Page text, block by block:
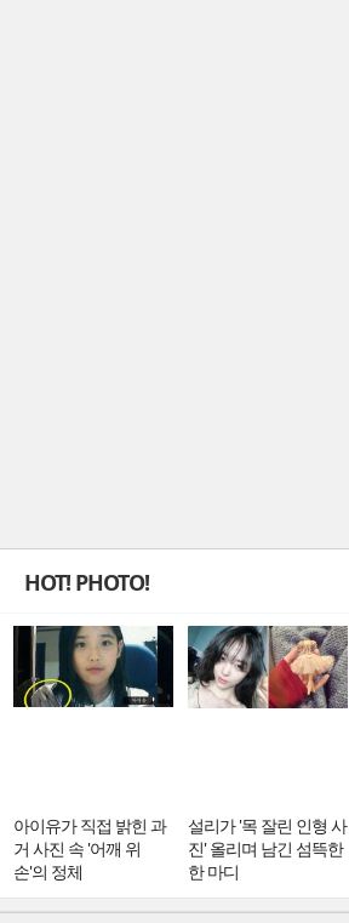
HOT! PHOTO!
아이유가 직접 밝힌 과
거 사진 속 '어깨 위
손'의 정체
설리가 '목 잘린 인형 사
진' 올리며 남긴 섬뜩한
한 마디